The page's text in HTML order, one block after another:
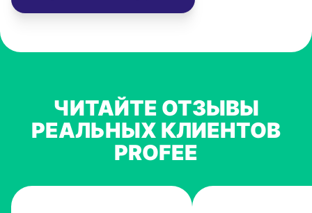
ЧИТАЙТЕ ОТЗЫВЫ
РЕАЛЬНЫХ КЛИЕНТОВ
PROFEE